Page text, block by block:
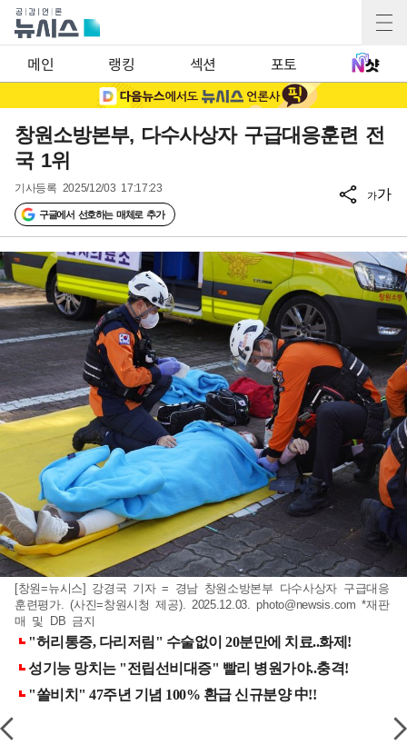
메인 랭킹 섹션 포토
창원소방본부, 다수사상자 구급대응훈련 전
국 1위
기사등록 2025/12/03 17:17:23
구글에서 선호하는 매체로 추가
가가
[창원=뉴시스] 강경국 기자 = 경남 창원소방본부 다수사상자 구급대응
훈련평가. (사진=창원시청 제공). 2025.12.03.photo@newsis.com *재판
매 및 DB 금지